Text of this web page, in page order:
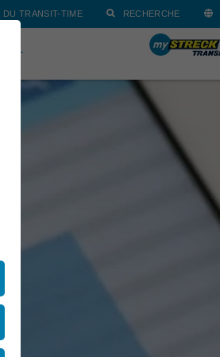
TRANSIT-TIME RECHERCHE